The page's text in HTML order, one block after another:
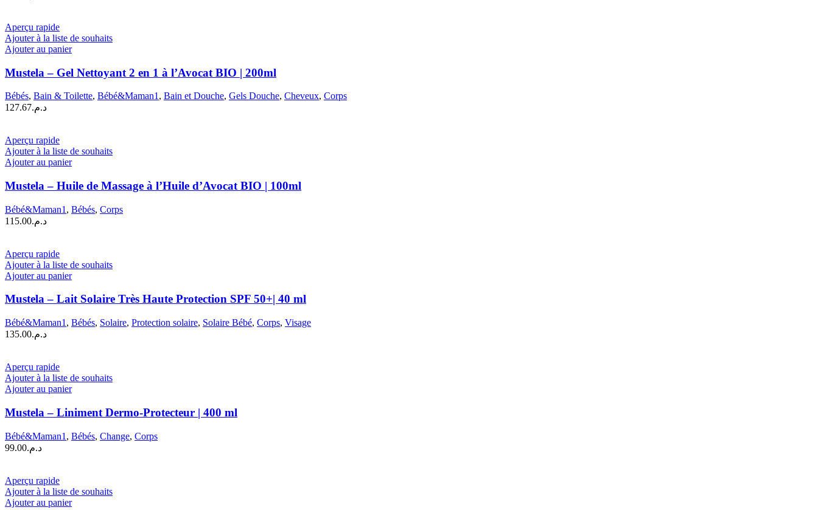
Aperçu rapide
Ajouter à la liste de souhaits
Ajouter au panier
Mustela – Gel Nettoyant 2 en 1 à l’Avocat BIO | 200ml
Bébés, Bain & Toilette, Bébé&Maman1 , Bain et Douche, Gels Douche, Cheveux, Corps
د.م.127.67
Aperçu rapide
Ajouter à la liste de souhaits
Ajouter au panier
Mustela – Huile de Massage à l’Huile d’Avocat BIO | 100ml
Bébé&Maman1 , Bébés, Corps
د.م.115.00
Aperçu rapide
Ajouter à la liste de souhaits
Ajouter au panier
Mustela – Lait Solaire Très Haute Protection SPF 50+| 40 ml
Bébé&Maman1 , Bébés, Solaire, Protection solaire, Solaire Bébé, Corps, Visage
د.م.135.00
Aperçu rapide
Ajouter à la liste de souhaits
Ajouter au panier
Mustela – Liniment Dermo-Protecteur | 400 ml
Bébé&Maman1 , Bébés, Change, Corps
د.م.99.00
Aperçu rapide
Ajouter à la liste de souhaits
Ajouter au panier